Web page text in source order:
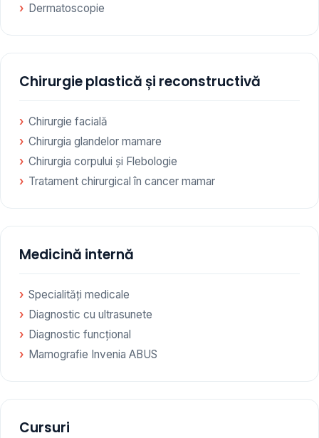
Dermatoscopie
Chirurgie plastică și reconstructivă
Chirurgie facială
Chirurgia glandelor mamare
Chirurgia corpului și Flebologie
Tratament chirurgical în cancer mamar
Medicină internă
Specialități medicale
Diagnostic cu ultrasunete
Diagnostic funcțional
Mamografie Invenia ABUS
Cursuri